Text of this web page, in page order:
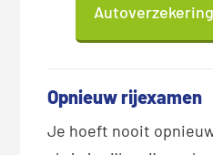
Opnieuw rijexamen
Je hoeft nooit